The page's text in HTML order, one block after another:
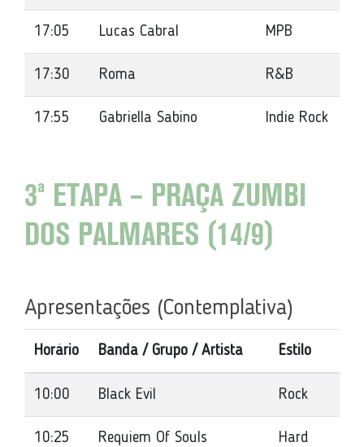
17:05 Lucas Cabral MPB
17:30 Roma R&B
17:55 Gabriella Sabino Indie Rock
3ª ETAPA – PRAÇA ZUMBI
DOS PALMARES (14/9)
Apresentações (Contemplativa)
Horário Banda / Grupo / Artista Estilo
10:00 Black Evil Rock
10:25 Requiem Of Souls
Hard